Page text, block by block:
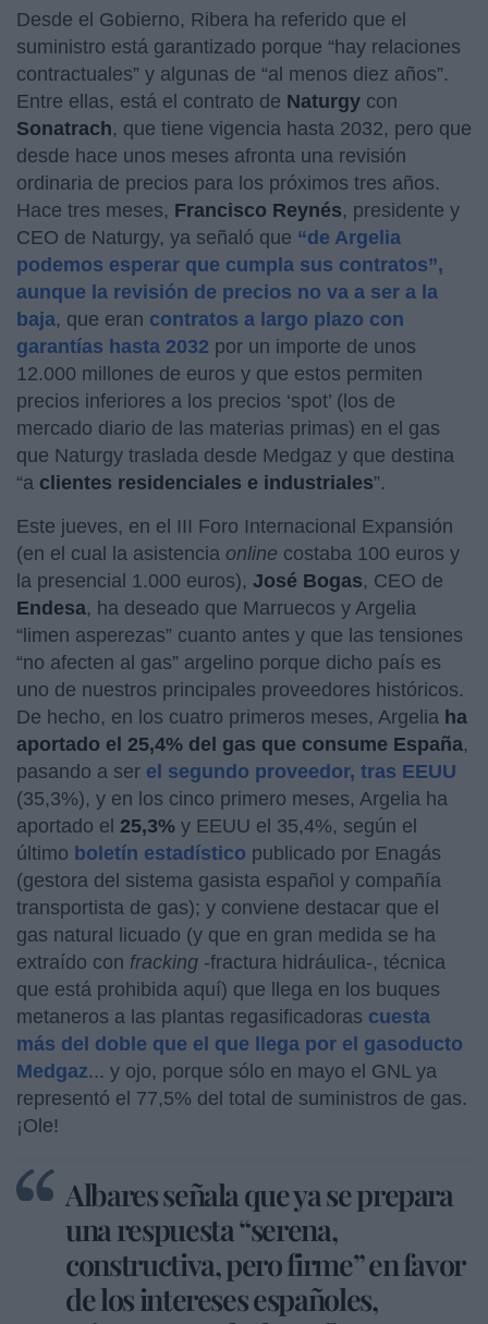
Desde el Gobierno, Ribera ha referido que el
suministro está garantizado porque “hay relaciones
contractuales” y algunas de “al menos diez años”.
Entre ellas, está el contrato de Naturgy con
Sonatrach, que tiene vigencia hasta 2032, pero que
desde hace unos meses afronta una revisión
ordinaria de precios para los próximos tres años.
Hace tres meses, Francisco Reynés, presidente y
CEO de Naturgy, ya señaló que “de Argelia
podemos esperar que cumpla sus contratos”,
aunque la revisión de precios no va a ser a la
baja, que eran contratos a largo plazo con
garantías hasta 2032 por un importe de unos
12.000 millones de euros y que estos permiten
precios inferiores a los precios ‘spot’ (los de
mercado diario de las materias primas) en el gas
que Naturgy traslada desde Medgaz y que destina
“a clientes residenciales e industriales”.
Este jueves, en el III Foro Internacional Expansión
(en el cual la asistencia online costaba 100 euros y
la presencial 1.000 euros), José Bogas, CEO de
Endesa, ha deseado que Marruecos y Argelia
“limen asperezas” cuanto antes y que las tensiones
“no afecten al gas” argelino porque dicho país es
uno de nuestros principales proveedores históricos.
De hecho, en los cuatro primeros meses, Argelia ha
aportado el 25,4% del gas que consume España,
pasando a ser el segundo proveedor, tras EEUU
(35,3%), y en los cinco primero meses, Argelia ha
aportado el 25,3% y EEUU el 35,4%, según el
último boletín estadístico publicado por Enagás
(gestora del sistema gasista español y compañía
transportista de gas); y conviene destacar que el
gas natural licuado (y que en gran medida se ha
extraído con fracking -fractura hidráulica-, técnica
que está prohibida aquí) que llega en los buques
metaneros a las plantas regasificadoras cuesta
más del doble que el que llega por el gasoducto
Medgaz... y ojo, porque sólo en mayo el GNL ya
representó el 77,5% del total de suministros de gas.
¡Ole!
Albares señala que ya se prepara
una respuesta “serena,
constructiva, pero firme” en favor
de los intereses españoles,